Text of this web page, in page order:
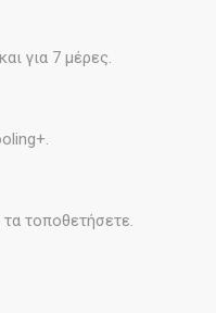
για 7 μέρες.
τοποθετήσετε.